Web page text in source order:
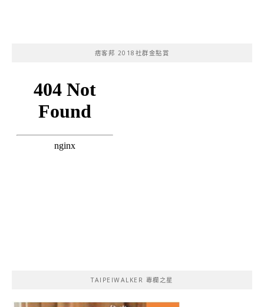
痞客邦 2018社群金點賞
TAIPEIWALKER 專欄之星